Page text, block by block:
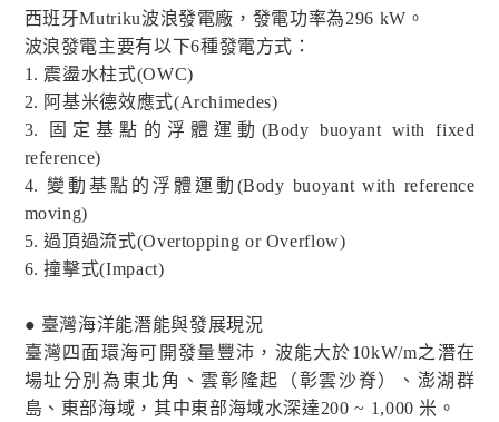
西班牙Mutriku波浪發電廠，發電功率為296 kW。
波浪發電主要有以下6種發電方式：
1. 震盪水柱式(OWC)
2. 阿基米德效應式(Archimedes)
3. 固定基點的浮體運動(Body buoyant with fixed
reference)
4. 變動基點的浮體運動(Body buoyant with reference
moving)
5. 過頂過流式(Overtopping or Overflow)
6. 撞擊式(Impact)
● 臺灣海洋能潛能與發展現況
臺灣四面環海可開發量豐沛，波能大於10kW/m之潛在
場址分別為東北角、雲彰隆起（彰雲沙脊）、澎湖群
島、東部海域，其中東部海域水深達200 ~ 1,000 米。